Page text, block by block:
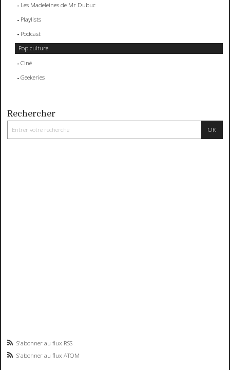
Les Madeleines de Mr Dubuc
Playlists
Podcast
Pop culture
Ciné
Geekeries
Rechercher
S'abonner au flux RSS
S'abonner au flux ATOM